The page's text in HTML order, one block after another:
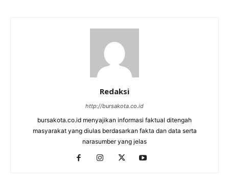
Redaksi
http://bursakota.co.id
bursakota.co.id menyajikan informasi faktual ditengah
masyarakat yang diulas berdasarkan fakta dan data serta
narasumber yang jelas